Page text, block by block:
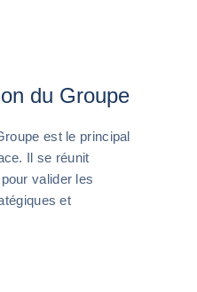
du Groupe
est le principal
Il se réunit
valider les
et